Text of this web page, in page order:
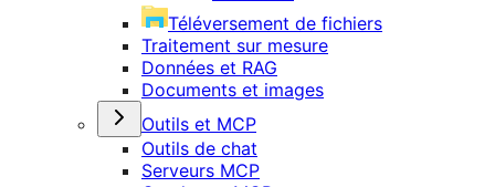
Téléversement de fichiers
Traitement sur mesure
Données et RAG
Documents et images
Outils et MCP
Outils de chat
Serveurs MCP